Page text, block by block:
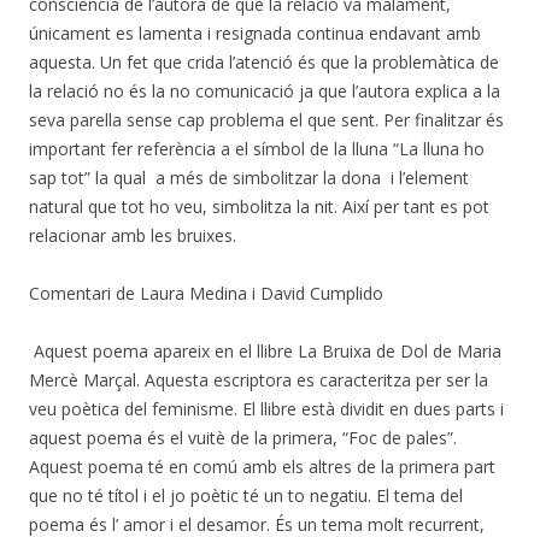
únicament es lamenta i resignada continua endavant amb
aquesta. Un fet que crida l’atenció és que la problemàtica de
la relació no és la no comunicació ja que l’autora explica a la
seva parella sense cap problema el que sent. Per finalitzar és
important fer referència a el símbol de la lluna “La lluna ho
sap tot” la qual a més de simbolitzar la dona i l’element
natural que tot ho veu, simbolitza la nit. Així per tant es pot
relacionar amb les bruixes.
Comentari de Laura Medina i David Cumplido
Aquest poema apareix en el llibre La Bruixa de Dol de Maria
Mercè Marçal. Aquesta escriptora es caracteritza per ser la
veu poètica del feminisme. El llibre està dividit en dues parts i
aquest poema és el vuitè de la primera, “Foc de pales”.
Aquest poema té en comú amb els altres de la primera part
que no té títol i el jo poètic té un to negatiu. El tema del
poema és l’ amor i el desamor. És un tema molt recurrent,